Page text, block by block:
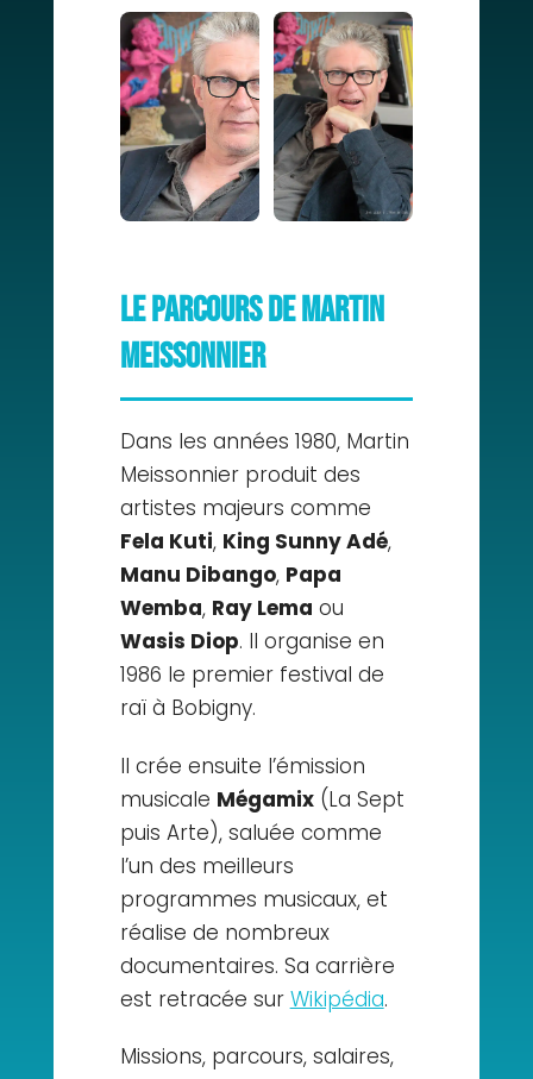
Le parcours de Martin
Meissonnier
Dans les années 1980, Martin
Meissonnier produit des
artistes majeurs comme
Fela Kuti, King Sunny Adé,
Manu Dibango, Papa
Wemba, Ray Lema ou
Wasis Diop. Il organise en
1986 le premier festival de
raï à Bobigny.
Il crée ensuite l’émission
musicale Mégamix(La Sept
puis Arte), saluée comme
l’un des meilleurs
programmes musicaux, et
réalise de nombreux
documentaires. Sa carrière
est retracée sur Wikipédia.
Missions, parcours, salaires,